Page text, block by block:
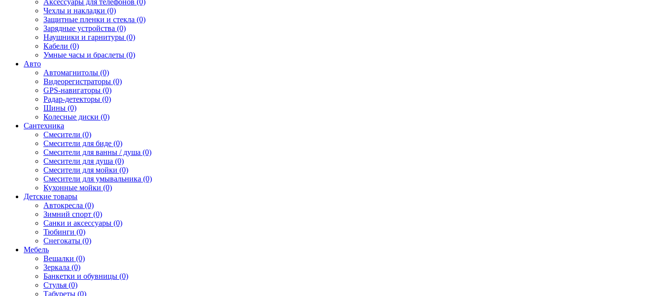
Чехлы и накладки (0)
Защитные пленки и стекла (0)
Зарядные устройства (0)
Наушники и гарнитуры (0)
Кабели (0)
Умные часы и браслеты (0)
Авто
Автомагнитолы (0)
Видеорегистраторы (0)
GPS-навигаторы (0)
Радар-детекторы (0)
Шины (0)
Колесные диски (0)
Сантехника
Смесители (0)
Смесители для биде (0)
Смесители для ванны / душа (0)
Смесители для душа (0)
Смесители для мойки (0)
Смесители для умывальника (0)
Кухонные мойки (0)
Детские товары
Автокресла (0)
Зимний спорт (0)
Санки и аксессуары (0)
Тюбинги (0)
Снегокаты (0)
Мебель
Вешалки (0)
Зеркала (0)
Банкетки и обувницы (0)
Стулья (0)
Табуреты (0)